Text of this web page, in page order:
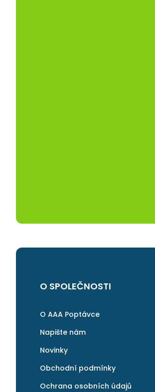
O SPOLEČNOSTI
O AAA Poptávce
Napište nám
Novinky
Obchodní podmínky
Ochrana osobních údajů